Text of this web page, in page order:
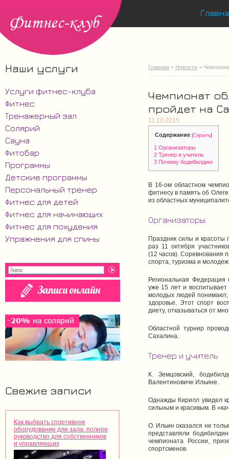
Наши услуги
Услуги фитнес-клуба
Фитнес
Тренажерный зал
Солярий
Сауна
Фитобар
Программы
Детские программы
Персональный тренер
Фитнес для детей
Фитнес для начинающих
Фитнес для похудения
Упражнения для спины
Свежие записи
Как выбрать спортивное
оборудование для зала: полное
руководство для собственников
и управляющих
Главная > Новости >
Чемпионат
пройдет на
11.10.2015
Содержание [Скрыть]
1 Организаторы
2 Тренер и учитель
3 Почему бодибилдинг
В 16-ом областном
фитнесу в память об
из областных
Организаторы
Праздник силы и красоты
раз 11 октября
(12 часов). Соревнования
спорта, туризма и
Региональная
уже 15 лет и
молодых людей понимают,
здоровье. Этот спорт
диету, отказываться от
Областной турнир
Сахалина.
Тренер и учитель
К. Земцовский,
Валентиновиче Ильине.
Однажды Кирилл увидел
сильным и красивым. В
О. Ильин оказался не
представляли
чемпионата России,
спортсменов.